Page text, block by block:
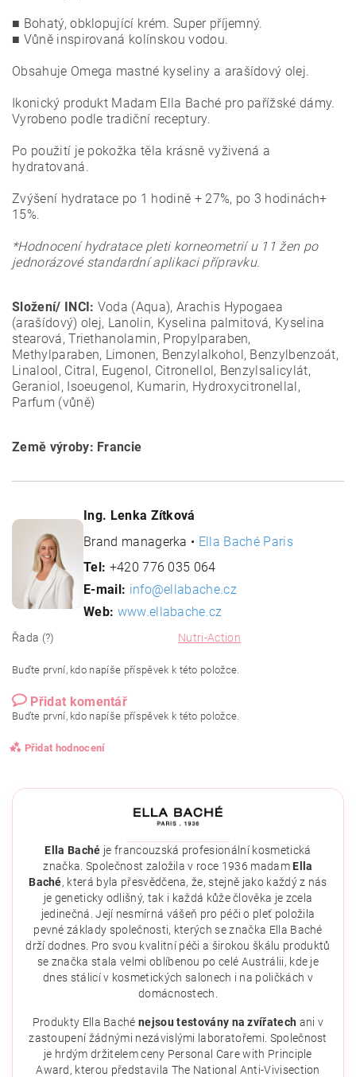
■ Bohatý, obklopující krém. Super příjemný.
■ Vůně inspirovaná kolínskou vodou.
Obsahuje Omega mastné kyseliny a arašídový olej.
Ikonický produkt Madam Ella Baché pro pařížské dámy.
Vyrobeno podle tradiční receptury.
Po použití je pokožka těla krásně vyživená a
hydratovaná.
Zvýšení hydratace po 1 hodině + 27%, po 3 hodinách+
15%.
*Hodnocení hydratace pleti korneometrií u 11 žen po
jednorázové standardní aplikaci přípravku.
Složení/ INCI: Voda (Aqua), Arachis Hypogaea
(arašídový) olej, Lanolin, Kyselina palmitová, Kyselina
stearová, Triethanolamin, Propylparaben,
Methylparaben, Limonen, Benzylalkohol, Benzylbenzoát,
Linalool, Citral, Eugenol, Citronellol, Benzylsalicylát,
Geraniol, Isoeugenol, Kumarin, Hydroxycitronellal,
Parfum (vůně)
Země výroby: Francie
Ing. Lenka Zítková
Brand managerka • Ella Baché Paris
Tel: +420 776 035 064
E-mail: info@ellabache.cz
Web: www.ellabache.cz
Řada (?) Nutri-Action
Buďte první, kdo napíše příspěvek k této položce.
Přidat komentář
Buďte první, kdo napíše příspěvek k této položce.
Přidat hodnocení
Vložením hodnocení souhlasíte sezásadami ochrany
Ella Baché je francouzská profesionální kosmetická
značka. Společnost založila v roce 1936 madam Ella
Baché, která byla přesvědčena, že, stejně jako každý z nás
je geneticky odlišný, tak i každá kůže člověka je zcela
jedinečná. Její nesmírná vášeň pro péči o pleť položila
pevné základy společnosti, kterých se značka Ella Baché
drží dodnes. Pro svou kvalitní péči a širokou škálu produktů
se značka stala velmi oblíbenou po celé Austrálii, kde je
dnes stálicí v kosmetických salonech i na poličkách v
domácnostech.
Produkty Ella Bachénejsou testovány na zvířatech ani v
zastoupení žádnými nezávislými laboratořemi. Společnost
je hrdým držitelem ceny Personal Care with Principle
Award, kterou představila The National Anti-Vivisection